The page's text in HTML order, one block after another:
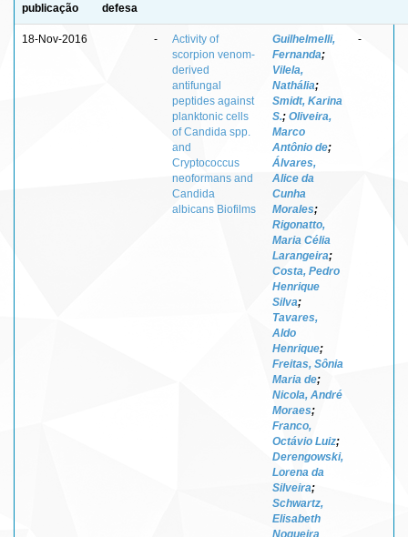
publicação
defesa
18-Nov-2016 -
Activity of
scorpion venom-
derived
antifungal
peptides against
planktonic cells
of Candida spp.
and
Cryptococcus
neoformans and
Candida
albicans Biofilms
Guilhelmelli,
Fernanda;
Vilela,
Nathália;
Smidt, Karina
S.; Oliveira,
Marco
Antônio de;
Álvares,
Alice da
Cunha
Morales;
Rigonatto,
Maria Célia
Larangeira;
Costa, Pedro
Henrique
Silva;
Tavares,
Aldo
Henrique;
Freitas, Sônia
Maria de;
Nicola, André
Moraes;
Franco,
Octávio Luiz;
Derengowski,
Lorena da
Silveira;
Schwartz,
Elisabeth
Nogueira
-